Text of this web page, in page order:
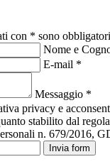
con * sono obbligatori
Nome e
E-mail *
Messaggio *
privacy e
stabilito dal
n. 679/2016,
Invia form